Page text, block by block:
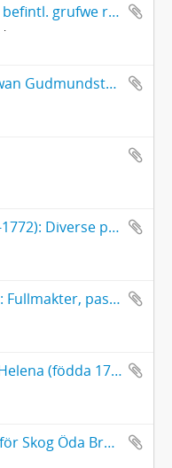
Utdrag af de wid Sahlberget befintl. grufwe relationer med register.
Moberg, Mobergs försök åfwan Gudmundstorpet på stadsens utmark
Funck, Alexander Olof (1763-1772): Diverse papper
Funck, Carl Sten (1765-1792): Fullmakter, pass, räkenskaper, dagboksanteckningar; fadern Alexander Funcks föreskrifter om hans studier och uppfostran med mera. Brev (1780-1785, odaterad) till och från Carl Sten Funck.
Funck, Ulrica, Christina och Helena (födda 1769, 1771 respektive 1772. Alla döda 1775), Diverse papper
"Afräknings och Capital Bok för Skog Öda Bruk Åhr 1797". [Räkenskaper för ett fingerat bruk för övnings skull uppställda av Gustaf Johan Funck.]